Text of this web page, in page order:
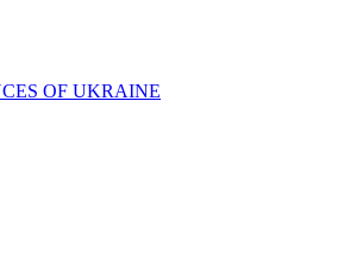
OF UKRAINE